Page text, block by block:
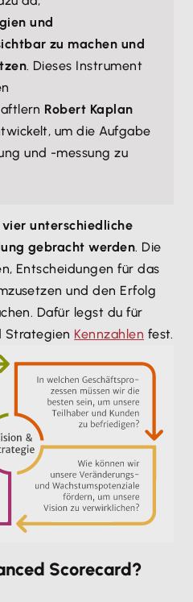
und
zu machen und
. Dieses Instrument
Robert Kaplan
um die Aufgabe
und -messung zu
vier unterschiedliche
gebracht werden. Die
Entscheidungen für das
und den Erfolg
Dafür legst du für
Strategien Kennzahlen fest.
Scorecard?